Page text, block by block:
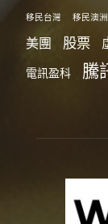
移民台灣 移民澳洲
美團 股票
電訊盈科 騰